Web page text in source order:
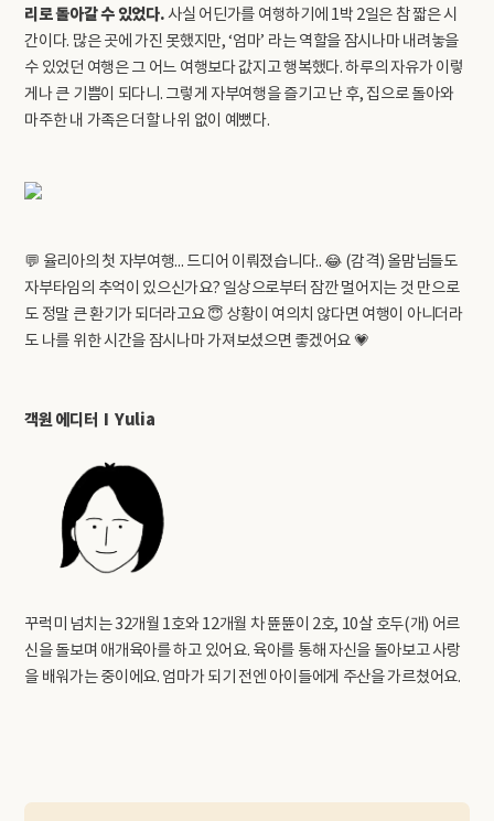
리로 돌아갈 수 있었다.사실 어딘가를 여행하기에 1박 2일은 참 짧은 시
간이다. 많은 곳에 가진 못했지만, ‘엄마’ 라는 역할을 잠시나마 내려놓을
수 있었던 여행은 그 어느 여행보다 값지고 행복했다. 하루의 자유가 이렇
게나 큰 기쁨이 되다니. 그렇게 자부여행을 즐기고 난 후, 집으로 돌아와
마주한 내 가족은 더할 나위 없이 예뻤다.
💬 율리아의 첫 자부여행... 드디어 이뤄졌습니다.. 😂 (감격) 올맘님들도
자부타임의 추억이 있으신가요? 일상으로부터 잠깐 멀어지는 것 만으로
도 정말 큰 환기가 되더라고요 😇 상황이 여의치 않다면 여행이 아니더라
도 나를 위한 시간을 잠시나마 가져보셨으면 좋겠어요 💗
객원 에디터 I Yulia
꾸럭미 넘치는 32개월 1호와 12개월 차 뜐뜐이 2호, 10살 호두(개) 어르
신을 돌보며 애개육아를 하고 있어요. 육아를 통해 자신을 돌아보고 사랑
을 배워가는 중이에요. 엄마가 되기 전엔 아이들에게 주산을 가르쳤어요.